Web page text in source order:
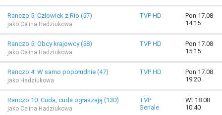
Ranczo 5: Człowiek z Rio (57)
jako Celina Hadziukowa
TVP HD
Pon 17.08
14:15
Ranczo 5: Obcy krajowcy (58)
jako Celina Hadziukowa
TVP HD
Pon 17.08
15:15
Ranczo 4: W samo popołudnie (47)
jako Hadziukowa
TVP HD
Pon 17.08
19:20
Ranczo 10: Cuda, cuda ogłaszają (130)
jako Celina Hadziukowa
TVP
Seriale
Wt 18.08
10:40